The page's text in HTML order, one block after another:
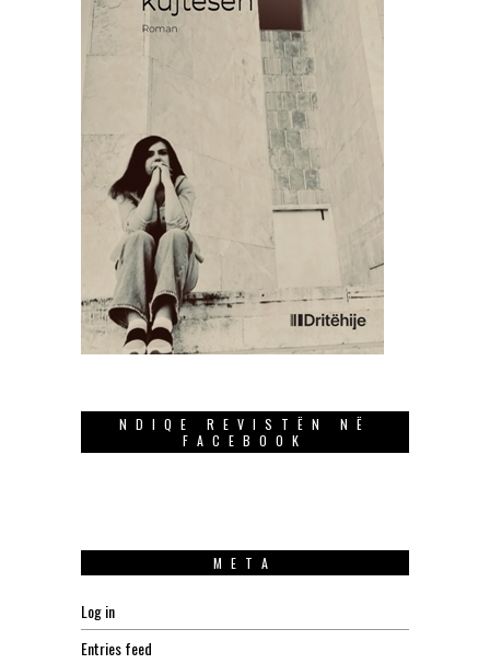
NDIQE REVISTËN NË
FACEBOOK
META
Log in
Entries feed